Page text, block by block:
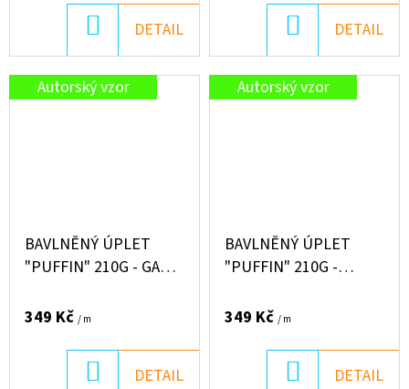
KOŠÍKU
DETAIL
KOŠÍKU
DETAIL
Autorský vzor
BAVLNĚNÝ ÚPLET
"PUFFIN" 210G - GAME
349 Kč / m
DETAIL
Autorský vzor
BAVLNĚNÝ ÚPLET
"PUFFIN" 210G -
349 Kč / m
DETAIL